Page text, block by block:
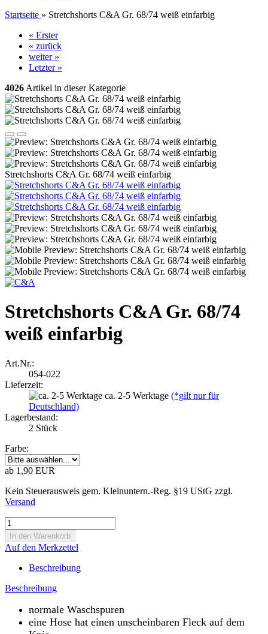
Startseite » Stretchshorts C&A Gr. 68/74 weiß einfarbig
« Erster
« zurück
weiter »
Letzter »
4026 Artikel in dieser Kategorie
Stretchshorts C&A Gr. 68/74 weiß einfarbig
Stretchshorts C&A Gr. 68/74
weiß einfarbig
Art.Nr.:
054-022
Lieferzeit:
ca. 2-5 Werktage (*gilt nur für
Deutschland)
Lagerbestand:
2 Stück
Farbe:
ab 1,90 EUR
Kein Steuerausweis gem. Kleinuntern.-Reg. §19 UStG zzgl.
Versand
Auf den Merkzettel
Beschreibung
Beschreibung
normale Waschspuren
eine Hose hat einen unscheinbaren Fleck auf dem